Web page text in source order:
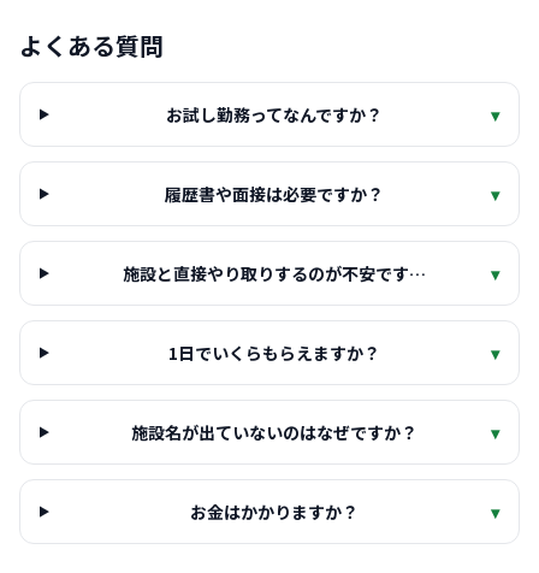
よくある質問
お試し勤務ってなんですか？ ▾
履歴書や面接は必要ですか？ ▾
施設と直接やり取りするのが不安です… ▾
1日でいくらもらえますか？ ▾
施設名が出ていないのはなぜですか？ ▾
お金はかかりますか？ ▾